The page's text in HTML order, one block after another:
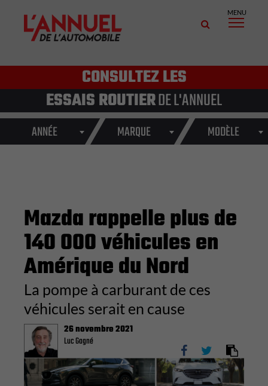
MENU
CONSULTEZ LES
ESSAIS ROUTIERDE L'ANNUEL
ANNÉE MARQUE MODÈLE
Mazda rappelle plus de
140 000 véhicules en
Amérique du Nord
La pompe à carburant de ces
véhicules serait en cause
26 novembre 2021
Luc Gagné